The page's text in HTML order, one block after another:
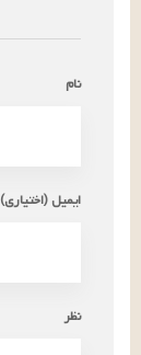
نام
ایمیل (اختیاری)
نظر